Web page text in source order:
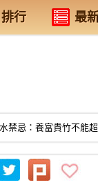
排行 最
禁忌：養富貴竹不能超